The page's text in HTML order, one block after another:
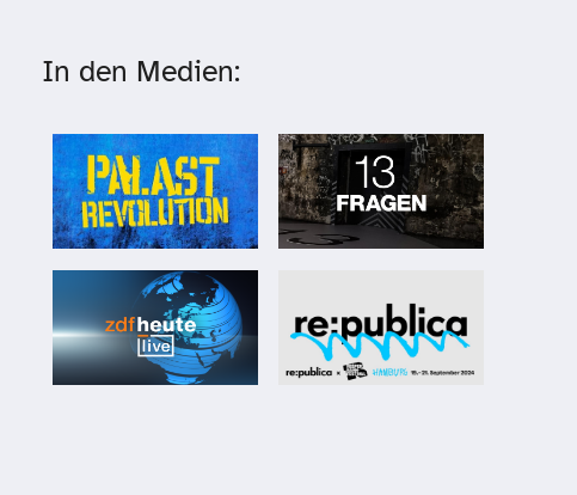
In den Medien: